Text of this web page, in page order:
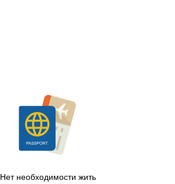
Нет необходимости жить